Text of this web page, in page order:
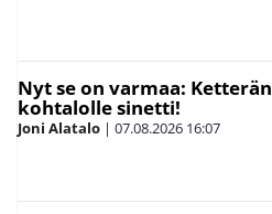
Nyt se on varmaa: Ketterän
kohtalolle sinetti!
Joni Alatalo | 07.08.2026 16:07